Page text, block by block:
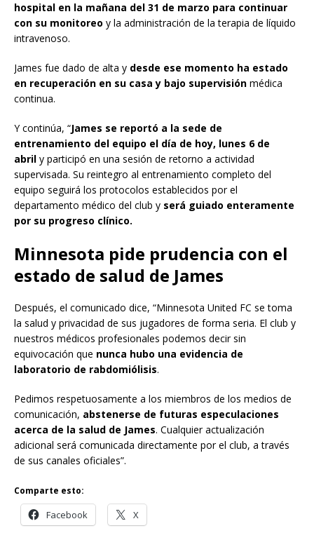
hospital en la mañana del 31 de marzo para continuar
con su monitoreo y la administración de la terapia de líquido
intravenoso.
James fue dado de alta y desde ese momento ha estado
en recuperación en su casa y bajo supervisión médica
continua.
Y continúa, “James se reportó a la sede de
entrenamiento del equipo el día de hoy, lunes 6 de
abril y participó en una sesión de retorno a actividad
supervisada. Su reintegro al entrenamiento completo del
equipo seguirá los protocolos establecidos por el
departamento médico del club y será guiado enteramente
por su progreso clínico.
Minnesota pide prudencia con el
estado de salud de James
Después, el comunicado dice, “Minnesota United FC se toma
la salud y privacidad de sus jugadores de forma seria. El club y
nuestros médicos profesionales podemos decir sin
equivocación que nunca hubo una evidencia de
laboratorio de rabdomiólisis.
Pedimos respetuosamente a los miembros de los medios de
comunicación, abstenerse de futuras especulaciones
acerca de la salud de James. Cualquier actualización
adicional será comunicada directamente por el club, a través
de sus canales oficiales”.
Comparte esto:
Facebook X